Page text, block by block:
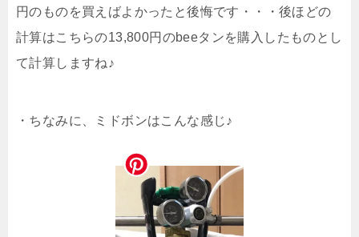
円のものを買えばよかったと後悔です・・・後ほどの
計算はこちらの13,800円のbeeタンを購入したものとし
て計算しますね♪
・ちなみに、ミドボンはこんな感じ♪